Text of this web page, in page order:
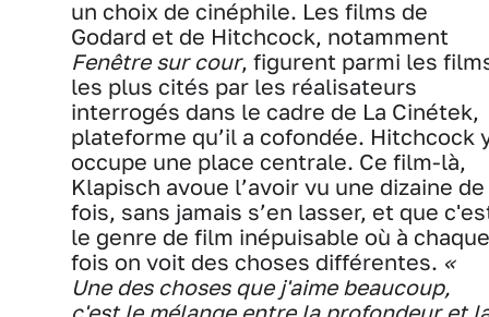
un choix de cinéphile. Les films de
Godard et de Hitchcock, notamment
Fenêtre sur cour, figurent parmi les
les plus cités par les réalisateurs
interrogés dans le cadre de La Cinétek,
plateforme qu’il a cofondée. Hitchcock
occupe une place centrale. Ce film-là,
Klapisch avoue l’avoir vu une dizaine de
fois, sans jamais s’en lasser, et que
le genre de film inépuisable où à chaque
fois on voit des choses différentes. «
Une des choses que j'aime beaucoup,
c'est le mélange entre la profondeur et